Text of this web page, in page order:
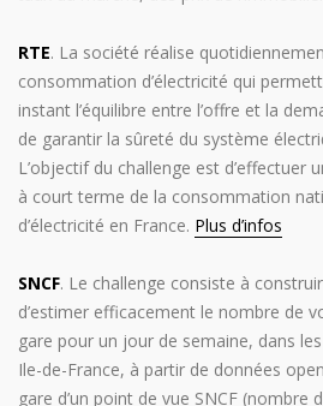
RTE. La société réalise
consommation d’électricité qui
instant l’équilibre entre l’offre et la
de garantir la sûreté du système
L’objectif du challenge est d’effectuer
à court terme de la consommation
d’électricité en France. Plus d’infos
SNCF. Le challenge consiste à
d’estimer efficacement le nombre de
gare pour un jour de semaine, dans
Ile-de-France, à partir de données
gare d’un point de vue SNCF (nombre